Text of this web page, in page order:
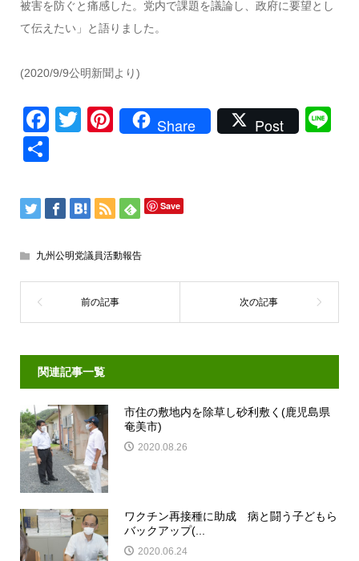
被害を防ぐと痛感した。党内で課題を議論し、政府に要望とし
て伝えたい」と語りました。
(2020/9/9公明新聞より)
Facebook
TwitterPinterest
Share Post
Save
九州公明党議員活動報告
関連記事一覧
市住の敷地内を除草し砂利敷く(鹿児島県
奄美市)
2020.08.26
ワクチン再接種に助成 病と闘う子どもら
バックアップ(...
2020.06.24